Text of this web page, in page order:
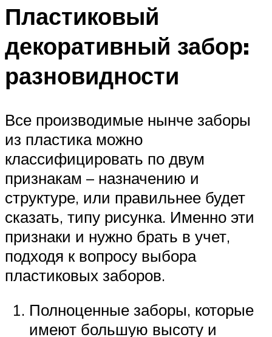
Пластиковый
декоративный забор:
разновидности
Все производимые нынче заборы
из пластика можно
классифицировать по двум
признакам – назначению и
структуре, или правильнее будет
сказать, типу рисунка. Именно эти
признаки и нужно брать в учет,
подходя к вопросу выбора
пластиковых заборов.
Полноценные заборы, которые
имеют большую высоту и